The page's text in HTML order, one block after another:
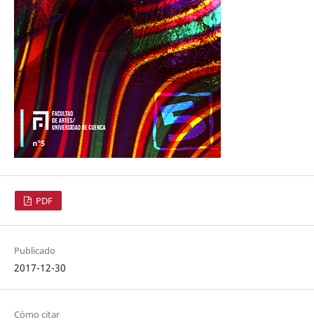
PDF
Publicado
2017-12-30
Cómo citar